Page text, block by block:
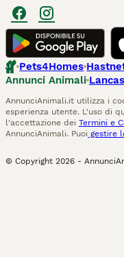
Pets4Homes
Annunci Animali
AnnunciAnimali.it utilizza i
esperienza utente. L'uso di
l'accettazione dei Termini e
AnnunciAnimali. Puoi gestire
© Copyright 2026 -